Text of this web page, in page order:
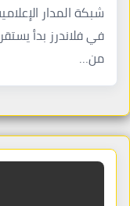
شبكة المدار
في فلاندرز بدأ
من…